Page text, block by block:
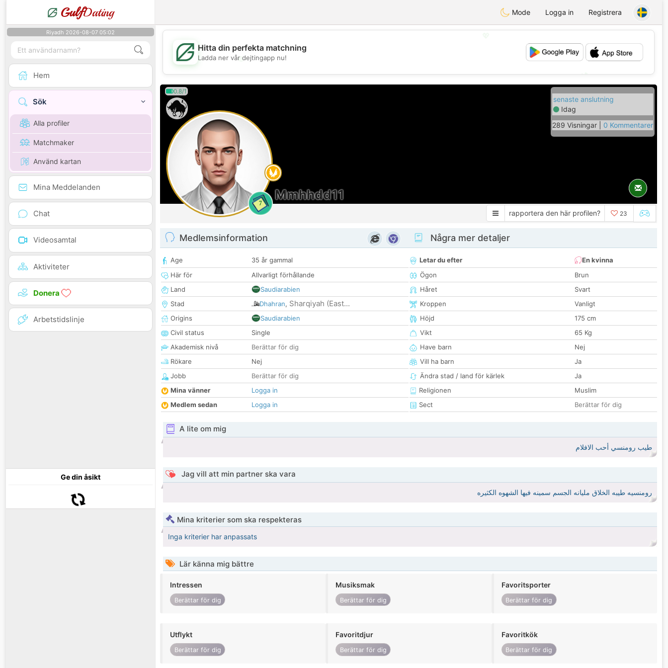
GulfDating Mode Logga in Registrera
Riyadh 2026-08-07 05:02
Hem
Sök
Alla profiler
Matchmaker
Använd kartan
Mina Meddelanden
Chat
Videosamtal
Aktiviteter
Donera
Arbetstidslinje
Ge din åsikt
💖
💕
Hitta din perfekta matchning
Ladda ner vår dejtingapp nu!
0.8/1
7
Mmhhdd11
senaste anslutning
Idag
289 Visningar | 0 Kommentarer
rapportera den här profilen? 23
Medlemsinformation
Age
35 år gammal
Här för
Allvarligt förhållande
Land
Saudiarabien
Stad
Dhahran, Sharqiyah (East...
Origins
Saudiarabien
Civil status
Single
Akademisk nivå
Berättar för dig
Rökare
Nej
Jobb
Berättar för dig
Mina vänner
Logga in
Medlem sedan
Logga in
Några mer detaljer
Letar du efter
En kvinna
Ögon
Brun
Håret
Svart
Kroppen
Vanligt
Höjd
175 cm
Vikt
65 Kg
Have barn
Nej
Vill ha barn
Ja
Ändra stad / land för kärlek
Ja
Religionen
Muslim
Sect
Berättar för dig
A lite om mig
طيب رومنسي أحب الافلام
Jag vill att min partner ska vara
رومنسيه طيبه الخلاق مليانه الجسم سمينه فيها الشهوه الكثيره
Mina kriterier som ska respekteras
Inga kriterier har anpassats
Lär känna mig bättre
Intressen
Berättar för dig
Musiksmak
Berättar för dig
Favoritsporter
Berättar för dig
Utflykt
Berättar för dig
Favoritdjur
Berättar för dig
Favoritkök
Berättar för dig